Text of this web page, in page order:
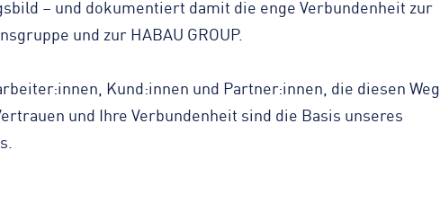
– und dokumentiert damit die enge Verbundenheit zur
und zur HABAU GROUP.
Kund:innen und Partner:innen, die diesen Weg
und Ihre Verbundenheit sind die Basis unseres